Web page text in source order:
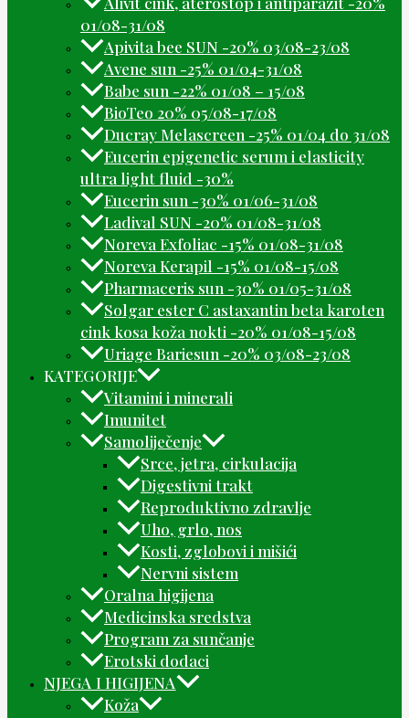
01/08-31/08
Apivita bee SUN -20% 03/08-23/08
Avene sun -25% 01/04-31/08
Babe sun -22% 01/08 – 15/08
BioTeo 20% 05/08-17/08
Ducray Melascreen -25% 01/04 do 31/08
Eucerin epigenetic serum i elasticity
ultra light fluid -30%
Eucerin sun -30% 01/06-31/08
Ladival SUN -20% 01/08-31/08
Noreva Exfoliac -15% 01/08-31/08
Noreva Kerapil -15% 01/08-15/08
Pharmaceris sun -30% 01/05-31/08
Solgar ester C astaxantin beta karoten
cink kosa koža nokti -20% 01/08-15/08
Uriage Bariesun -20% 03/08-23/08
KATEGORIJE
Vitamini i minerali
Imunitet
Samoliječenje
Srce, jetra, cirkulacija
Digestivni trakt
Reproduktivno zdravlje
Uho, grlo, nos
Kosti, zglobovi i mišići
Nervni sistem
Oralna higijena
Medicinska sredstva
Program za sunčanje
Erotski dodaci
NJEGA I HIGIJENA
Koža